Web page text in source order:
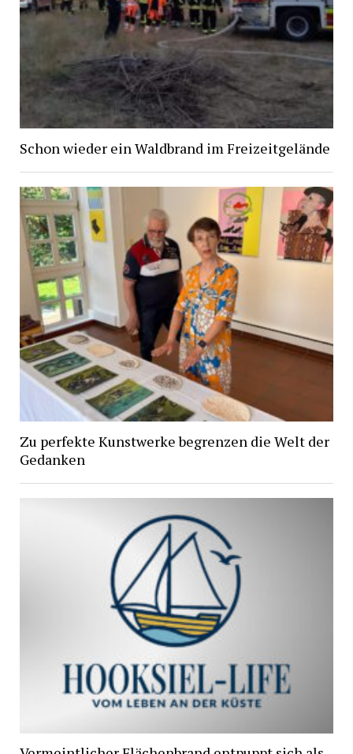
Schon wieder ein Waldbrand im Freizeitgelände
Zu perfekte Kunstwerke begrenzen die Welt der
Gedanken